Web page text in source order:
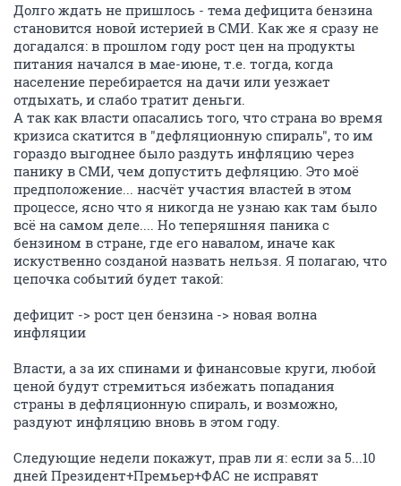
Долго ждать не пришлось - тема дефицита бензина
становится новой истерией в СМИ. Как же я сразу не
догадался: в прошлом году рост цен на продукты
питания начался в мае-июне, т.е. тогда, когда
население перебирается на дачи или уезжает
отдыхать, и слабо тратит деньги.
А так как власти опасались того, что страна во время
кризиса скатится в "дефляционную спираль", то им
гораздо выгоднее было раздуть инфляцию через
панику в СМИ, чем допустить дефляцию. Это моё
предположение... насчёт участия властей в этом
процессе, ясно что я никогда не узнаю как там было
всё на самом деле.... Но теперяшняя паника с
бензином в стране, где его навалом, иначе как
искуственно созданой назвать нельзя. Я полагаю, что
цепочка событий будет такой:
дефицит -> рост цен бензина -> новая волна
инфляции
Власти, а за их спинами и финансовые круги, любой
ценой будут стремиться избежать попадания
страны в дефляционную спираль, и возможно,
раздуют инфляцию вновь в этом году.
Следующие недели покажут, прав ли я: если за 5...10
дней Президент+Премьер+ФАС не исправят